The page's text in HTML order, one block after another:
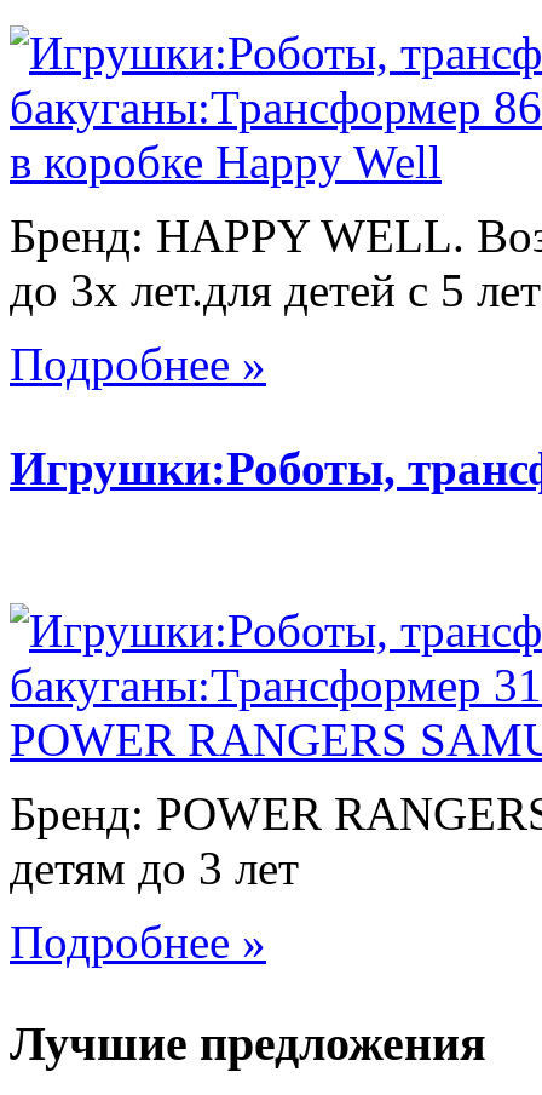
Бренд: HAPPY WELL.
до 3х лет.для детей с 5 лет
Подробнее »
Игрушки:Роботы,
Бренд: POWER
детям до 3 лет
Подробнее »
Лучшие предложения